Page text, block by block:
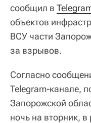
сообщил в
объектов
ВСУ части
за взрывов.
Согласно
Telegram-канале,
Запорожской
ночь на вторник,